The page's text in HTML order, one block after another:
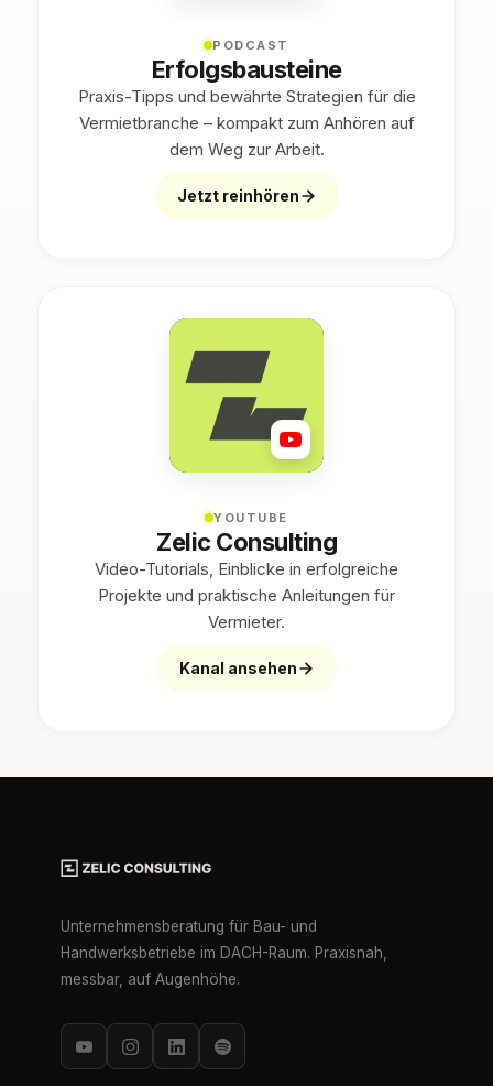
PODCAST
Erfolgsbausteine
Praxis-Tipps und bewährte Strategien für die
Vermietbranche – kompakt zum Anhören auf
dem Weg zur Arbeit.
Jetzt reinhören
YOUTUBE
Zelic Consulting
Video-Tutorials, Einblicke in erfolgreiche
Projekte und praktische Anleitungen für
Vermieter.
Kanal ansehen
Unternehmensberatung für Bau- und
Handwerksbetriebe im DACH-Raum. Praxisnah,
messbar, auf Augenhöhe.